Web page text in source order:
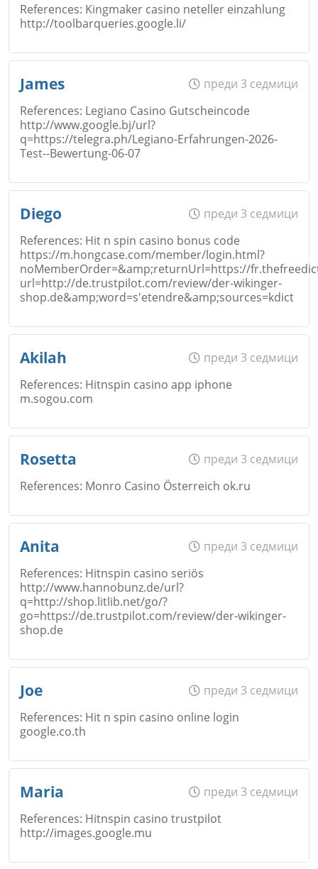
Откажи
Коментар*
Email
Коментар*
Откажи
References: Kingmaker casino neteller einzahlung
http://toolbarqueries.google.li/
Email
Откажи
James
преди 3 седмици
References: Legiano Casino Gutscheincode
http://www.google.bj/url?
q=https://telegra.ph/Legiano-Erfahrungen-2026-
Test--Bewertung-06-07
Email
Коментар
Откажи
Diego
преди 3 седмици
References: Hit n spin casino bonus code
https://m.hongcase.com/member/login.html?
noMemberOrder=&amp;returnUrl=https://
url=http://de.trustpilot.com/review/der-wikinger-
shop.de&amp;word=s'etendre&amp;sources=kdict
Email
Откажи
Akilah
преди 3 седмици
References: Hitnspin casino app iphone
m.sogou.com
Email
Коментар*
Откажи
Rosetta
преди 3 седмици
References: Monro Casino Österreich ok.ru
Email
Коментар
Anita
преди 3 седмици
References: Hitnspin casino seriös
http://www.hannobunz.de/url?
q=http://shop.litlib.net/go/?
go=https://de.trustpilot.com/review/der-wikinger-
shop.de
Email
Коментар*
Joe
преди 3 седмици
References: Hit n spin casino online login
google.co.th
Email
Maria
преди 3 седмици
References: Hitnspin casino trustpilot
http://images.google.mu